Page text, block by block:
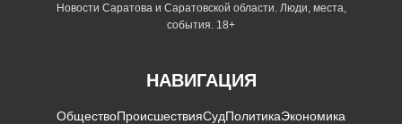
Новости Саратова и Саратовской области. Люди, места,
события. 18+
НАВИГАЦИЯ
ОбществоПроисшествияСудПолитикаЭкономика